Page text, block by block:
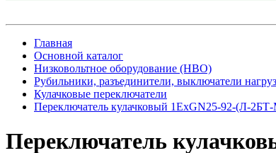
Главная
Основной каталог
Низковольтное оборудование (НВО)
Рубильники, разъединители, выключатели
Кулачковые переключатели
Переключатель кулачковый 1ExGN25-92-(Л-
Переключатель